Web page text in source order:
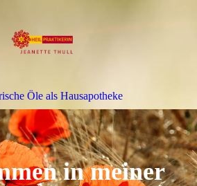
Öle als Hausapotheke
in meiner